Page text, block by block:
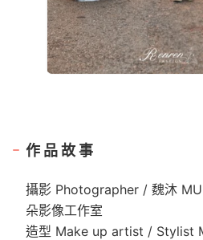
作品故事
攝影 Photographer / 魏沐
朵影像工作室
造型 Make up artist / Stylist